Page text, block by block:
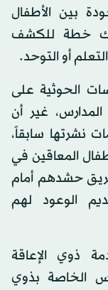
بين الأطفال
خطة للكشف
أو التوحد.
الحوثية على
غير أن
نشرتها سابقاً،
المعاقين في
طريق حشدهم أمام
الوعود لهم
ذوي الإعاقة
الخاصة بذوي